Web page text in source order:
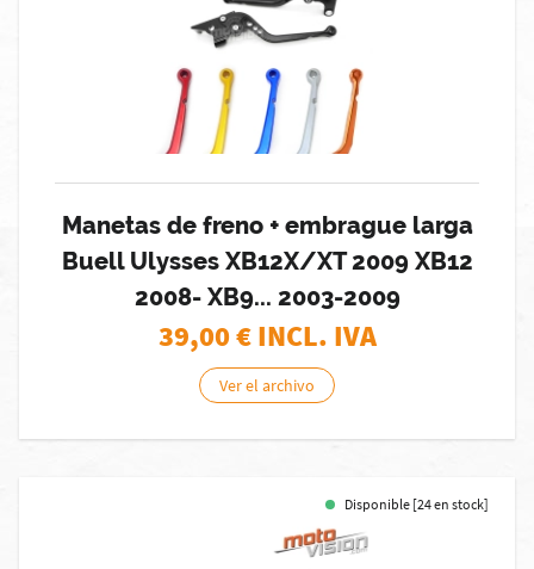
Manetas de freno + embrague larga
Buell Ulysses XB12X/XT 2009 XB12
2008- XB9... 2003-2009
39,00€ INCL. IVA
Ver el archivo
Disponible [24 en stock]